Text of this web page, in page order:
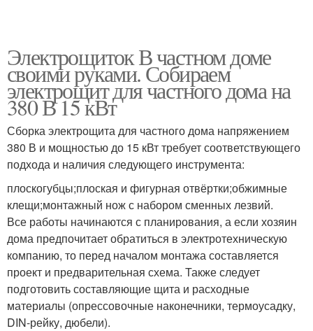
Электрощиток В частном доме
своими руками. Собираем
электрощит для частного дома на
380 В 15 кВт
Сборка электрощита для частного дома напряжением
380 В и мощностью до 15 кВт требует соответствующего
подхода и наличия следующего инструмента:
плоскогубцы;плоская и фигурная отвёртки;обжимные
клещи;монтажный нож с набором сменных лезвий.
Все работы начинаются с планирования, а если хозяин
дома предпочитает обратиться в электротехническую
компанию, то перед началом монтажа составляется
проект и предварительная схема. Также следует
подготовить составляющие щита и расходные
материалы (опрессовочные наконечники, термоусадку,
DIN-рейку, дюбели).